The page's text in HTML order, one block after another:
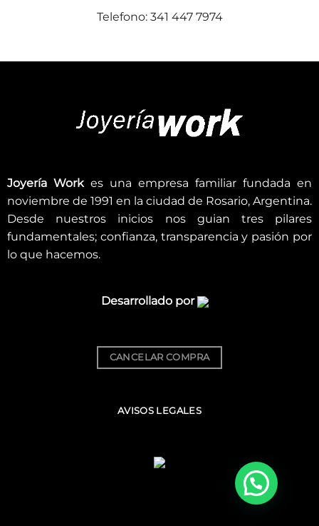
Telefono: 341 447 7974
Joyería Workes una empresa familiar fundada en
noviembre de 1991 en la ciudad de Rosario, Argentina.
Desde nuestros inicios nos guian tres pilares
fundamentales; confianza, transparencia y pasión por
lo que hacemos.
Desarrollado por
CANCELAR COMPRA
AVISOS LEGALES